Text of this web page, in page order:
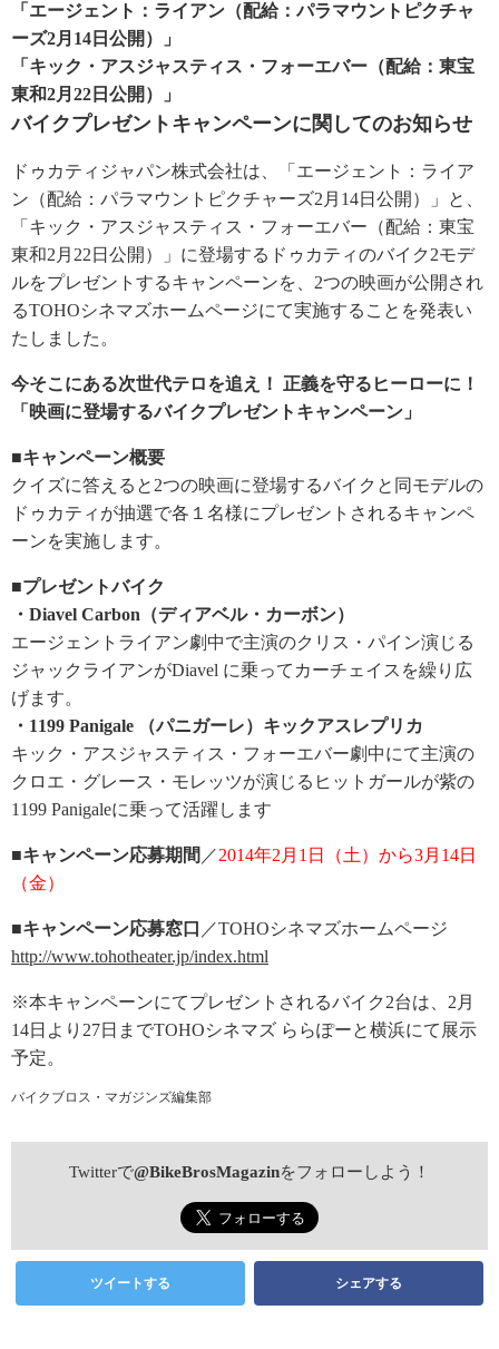
「エージェント：ライアン（配給：パラマウントピクチャ
ーズ2月14日公開）」
「キック・アスジャスティス・フォーエバー（配給：東宝
東和2月22日公開）」
バイクプレゼントキャンペーンに関してのお知らせ
ドゥカティジャパン株式会社は、「エージェント：ライア
ン（配給：パラマウントピクチャーズ2月14日公開）」と、
「キック・アスジャスティス・フォーエバー（配給：東宝
東和2月22日公開）」に登場するドゥカティのバイク2モデ
ルをプレゼントするキャンペーンを、2つの映画が公開され
るTOHOシネマズホームページにて実施することを発表い
たしました。
今そこにある次世代テロを追え！ 正義を守るヒーローに！
「映画に登場するバイクプレゼントキャンペーン」
■キャンペーン概要
クイズに答えると2つの映画に登場するバイクと同モデルの
ドゥカティが抽選で各１名様にプレゼントされるキャンペ
ーンを実施します。
■プレゼントバイク
・Diavel Carbon（ディアベル・カーボン）
エージェントライアン劇中で主演のクリス・パイン演じる
ジャックライアンがDiavel に乗ってカーチェイスを繰り広
げます。
・1199 Panigale （パニガーレ）キックアスレプリカ
キック・アスジャスティス・フォーエバー劇中にて主演の
クロエ・グレース・モレッツが演じるヒットガールが紫の
1199 Panigaleに乗って活躍します
■キャンペーン応募期間 ／2014年2月1日（土）から3月14日
（金）
■キャンペーン応募窓口 ／TOHOシネマズホームページ
http://www.tohotheater.jp/index.html
※本キャンペーンにてプレゼントされるバイク2台は、2月
14日より27日までTOHOシネマズ ららぽーと横浜にて展示
予定。
バイクブロス・マガジンズ編集部
Twitterで@BikeBrosMagazinをフォローしよう！
ツイートする シェアする